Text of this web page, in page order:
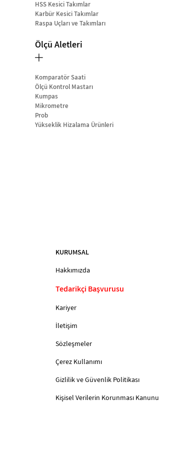
HSS Kesici Takımlar
Karbür Kesici Takımlar
Raspa Uçları ve Takımları
Ölçü Aletleri
Komparatör Saati
Ölçü Kontrol Mastarı
Kumpas
Mikrometre
Prob
Yükseklik Hizalama Ürünleri
KURUMSAL
Hakkımızda
Tedarikçi Başvurusu
Kariyer
İletişim
Sözleşmeler
Çerez Kullanımı
Gizlilik ve Güvenlik Politikası
Kişisel Verilerin Korunması Kanunu